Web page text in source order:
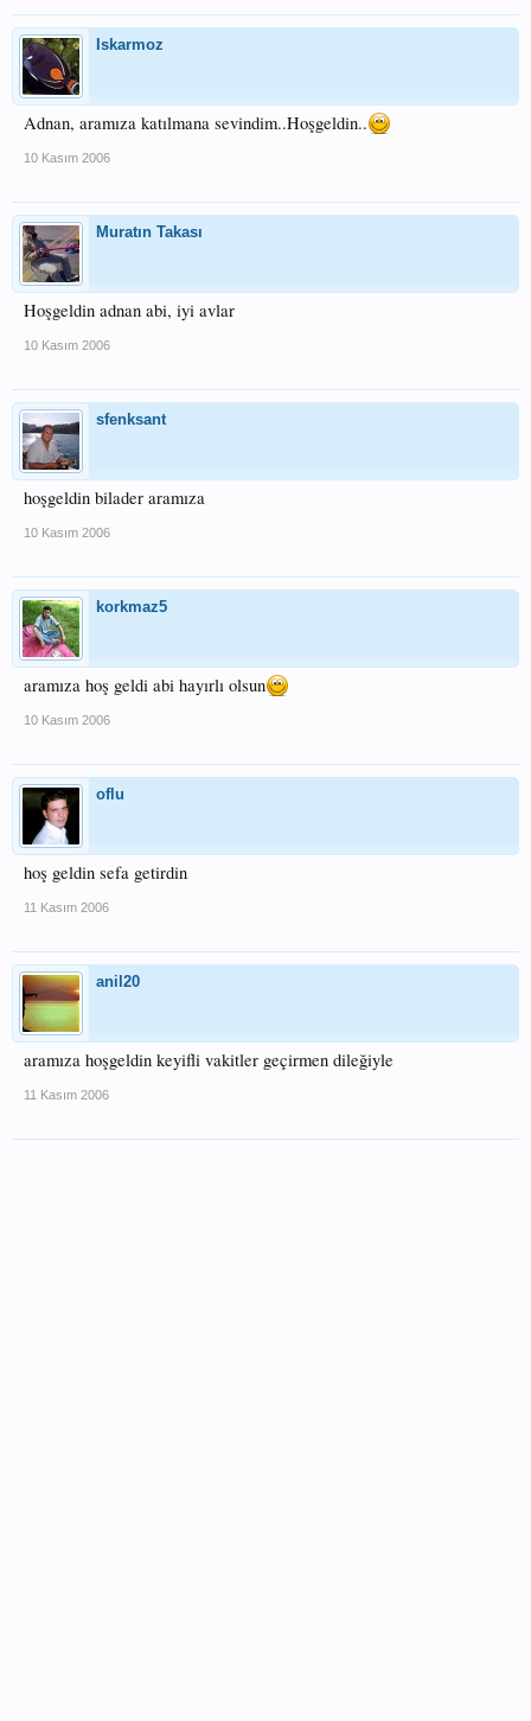
Iskarmoz
Adnan, aramıza katılmana sevindim..Hoşgeldin..
10 Kasım 2006
Muratın Takası
Hoşgeldin adnan abi, iyi avlar
10 Kasım 2006
sfenksant
hoşgeldin bilader aramıza
10 Kasım 2006
korkmaz5
aramıza hoş geldi abi hayırlı olsun
10 Kasım 2006
oflu
hoş geldin sefa getirdin
11 Kasım 2006
anil20
aramıza hoşgeldin keyifli vakitler geçirmen dileğiyle
11 Kasım 2006